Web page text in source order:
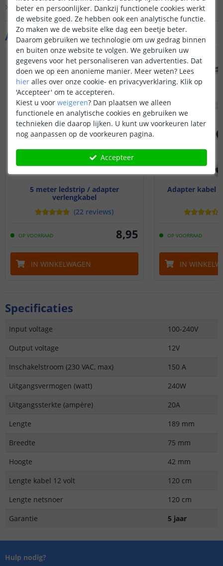
Aanvullende producten
5 meter ledstrip / adapter
verlengkabel
(22 reviews)
OP VOORRAAD 8,95
IN WINKELWAGEN
Adapter kabel
OP VOORRAAD
IN
Bekijk alle Vraag & antwoord
Specificaties
Input voltage
100-240V
Output voltage
12V
Inschakelstroom (230 VAC, max)
150 A
Uitgangsvermogen (watt)
240W
Uitgangssterkte (ampère)
20A
Lengte
189 mm
Breedte
75 mm
Hoogte
42 mm
Lengte kabel 12 volt
120 cm
Lengte netsnoer
120 cm
Garantie
5 jaar
Hulp nodig?
beter en persoonlijker. Dankzij functionele cookies werkt
de website goed. Ze hebben ook een analytische functie.
Zo maken we de website elke dag een beetje beter.
Daarom gebruiken we technologie om uw gedrag binnen
en buiten onze website te volgen. We gebruiken uw
gegevens voor het personaliseren van advertenties. Dat
doen we op een anonieme manier. Meer weten? Lees
hier alles over onze cookie- en privacyverklaring. Klik op
'Accepteer' om te accepteren.
Kiest u voor weigeren? Dan plaatsen we alleen
functionele en analytische cookies en gebruiken we
technieken die daarop lijken. U kunt uw voorkeuren later
nog aanpassen op de voorkeuren pagina.
Accepteer